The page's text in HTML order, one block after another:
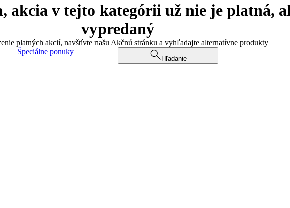
akcia v tejto kategórii už nie je platná,
vypredaný
platných akcií, navštívte našu Akčnú stránku a vyhľadajte alternatívne produkty
Špeciálne ponuky
Hľadanie